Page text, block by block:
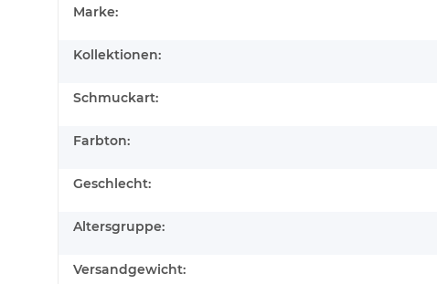
Produkteigenschaft
Wert
Marke:
Kollektionen:
Schmuckart:
Farbton:
Geschlecht:
Altersgruppe:
Versandgewicht: